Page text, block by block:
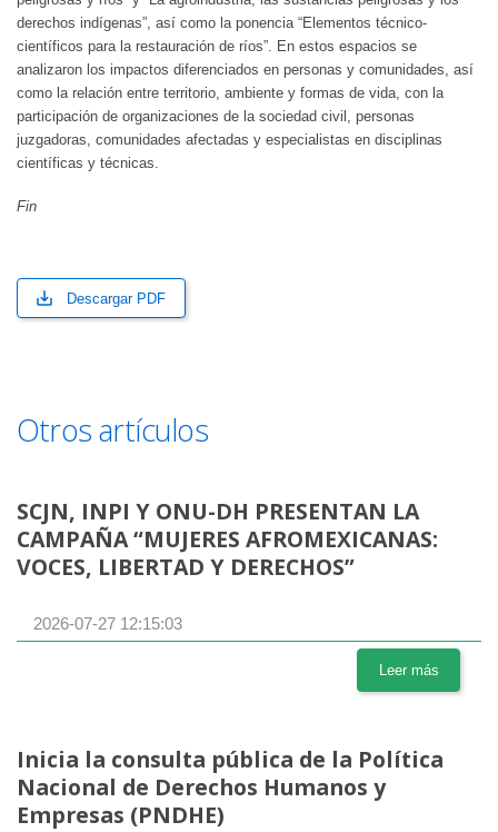
derechos indígenas”, así como la ponencia “Elementos técnico-
científicos para la restauración de ríos”. En estos espacios se
analizaron los impactos diferenciados en personas y comunidades, así
como la relación entre territorio, ambiente y formas de vida, con la
participación de organizaciones de la sociedad civil, personas
juzgadoras, comunidades afectadas y especialistas en disciplinas
científicas y técnicas.
Fin
Descargar PDF
Otros artículos
SCJN, INPI Y ONU-DH PRESENTAN LA
CAMPAÑA “MUJERES AFROMEXICANAS:
VOCES, LIBERTAD Y DERECHOS”
2026-07-27 12:15:03
Leer más
Inicia la consulta pública de la Política
Nacional de Derechos Humanos y
Empresas (PNDHE)